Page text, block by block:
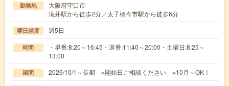
勤務地
大阪府守口市
滝井駅から徒歩2分／太子橋今市駅から徒歩6分
曜日頻度 週5日
時間
・早番:8:20～16:45・遅番:11:40～20:00・土曜日:8:25～
13:00
期間 2026/10/1～長期 ※開始日ご相談ください ※10月～OK！